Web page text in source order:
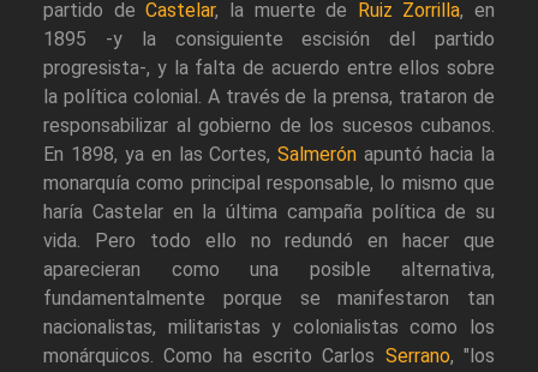
partido deCastelar, la muerte de Ruiz Zorrilla, en
1895 -y la consiguiente escisión del partido
progresista-, y la falta de acuerdo entre ellos sobre
la política colonial. A través de la prensa, trataron de
responsabilizar al gobierno de los sucesos cubanos.
En 1898, ya en las Cortes,Salmerón apuntó hacia la
monarquía como principal responsable, lo mismo que
haría Castelar en la última campaña política de su
vida. Pero todo ello no redundó en hacer que
aparecieran como una posible alternativa,
fundamentalmente porque se manifestaron tan
nacionalistas, militaristas y colonialistas como los
monárquicos. Como ha escrito Carlos Serrano, "los